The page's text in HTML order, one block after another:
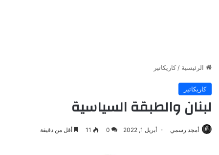
الرئيسية / كاريكاتير
كاريكاتير
لبنان والطبقة السياسية
أمجد رسمي أبريل 1, 2022 0
11 أقل من دقيقة